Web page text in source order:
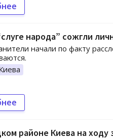
народа” сожгли
начали по факту
районе Киева на ходу